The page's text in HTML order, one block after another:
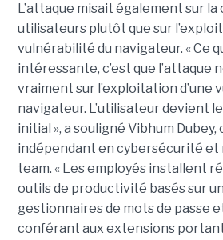
L’attaque misait également sur
utilisateurs plutôt que sur
vulnérabilité du navigateur. « Ce
intéressante, c’est que l’attaque
vraiment sur l’exploitation d’une
navigateur. L’utilisateur devient
initial », a souligné Vibhum
indépendant en cybersécurité et
team. « Les employés installent
outils de productivité basés sur
gestionnaires de mots de passe
conférant aux extensions portant